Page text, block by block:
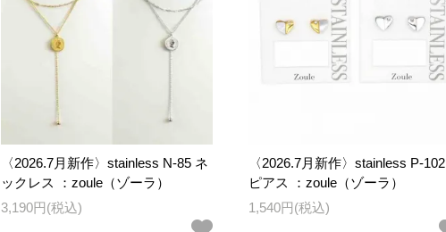
〈2026.7月新作〉stainless N-85 ネ
ックレス ：zoule（ゾーラ）
3,190円(税込)
〈2026.7月新作〉stainless P-102
ピアス ：zoule（ゾーラ）
1,540円(税込)